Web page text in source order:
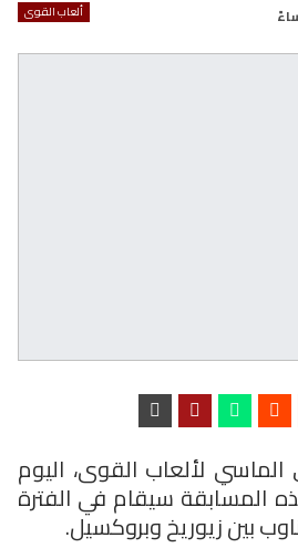
ألعاب القوى
لألعاب القوى، اليوم
المسابقة سيقام في الفترة